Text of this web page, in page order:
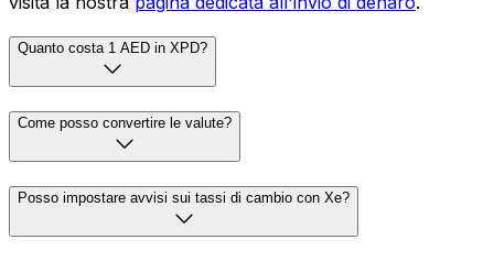
Quanto costa 1 AED in XPD?
Come posso convertire le valute?
Posso impostare avvisi sui tassi di cambio con Xe?